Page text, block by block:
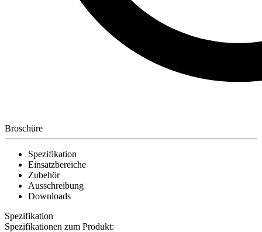
Broschüre
Spezifikation
Einsatzbereiche
Zubehör
Ausschreibung
Downloads
Spezifikation
Spezifikationen zum Produkt: